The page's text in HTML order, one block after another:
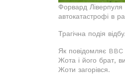
Форвард Ліверпуля
автокатастрофі в
Трагічна подія
Як повідомляє
Жота і його брат,
Жоти загорівся.